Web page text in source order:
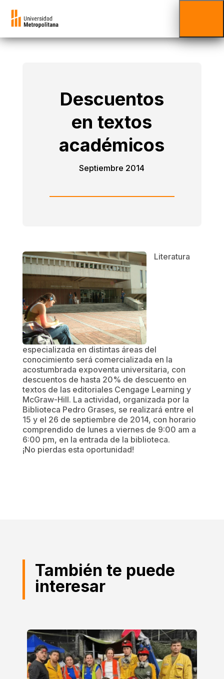
Descuentos
en textos
académicos
Septiembre 2014
Literatura
especializada en distintas áreas del
conocimiento será comercializada en la
acostumbrada expoventa universitaria, con
descuentos de hasta 20% de descuento en
textos de las editoriales Cengage Learning y
McGraw-Hill. La actividad, organizada por la
Biblioteca Pedro Grases, se realizará entre el
15 y el 26 de septiembre de 2014, con horario
comprendido de lunes a viernes de 9:00 am a
6:00 pm, en la entrada de la biblioteca.
¡No pierdas esta oportunidad!
También te puede
interesar